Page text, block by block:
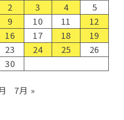
2 3 4
5
9 10 11
12
16 17 18
19
23 24 25
26
30
7月 »